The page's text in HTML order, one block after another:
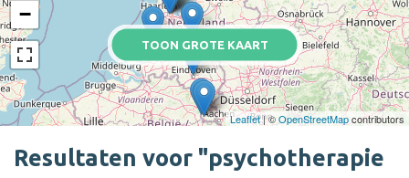
TOON GROTE KAART
−
Leaflet| ©OpenStreetMapcontributors
Resultaten voor "psychotherapie